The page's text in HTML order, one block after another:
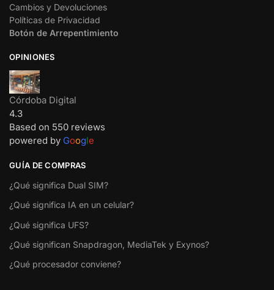
Cambios y Devoluciones
Políticas de Privacidad
Botón de Arrepentimiento
OPINIONES
Córdoba Digital
4.3
Based on 550 reviews
powered by Google
GUÍA DE COMPRAS
¿Qué significa Dual SIM?
¿Qué significa IA en un celular?
¿Qué significa UFS?
¿Qué significan Snapdragon, MediaTek y Exynos?
¿Qué procesador conviene?